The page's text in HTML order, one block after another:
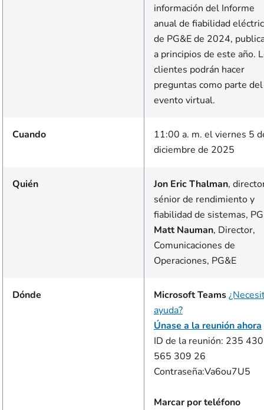
información del Informe
anual de fiabilidad
de PG&E de 2024,
a principios de este año.
clientes podrán hacer
preguntas como parte del
evento virtual.
Cuando
11:00 a. m. el viernes 5
diciembre de 2025
Quién Jon Eric Thalman,
sénior de rendimiento y
fiabilidad de sistemas,
Matt Nauman, Director,
Comunicaciones de
Operaciones, PG&E
Dónde Microsoft Teams
ayuda?
Únase a la reunión ahora
ID de la reunión: 235 430
565 309 26
Contraseña:Va6ou7U5
Marcar por teléfono